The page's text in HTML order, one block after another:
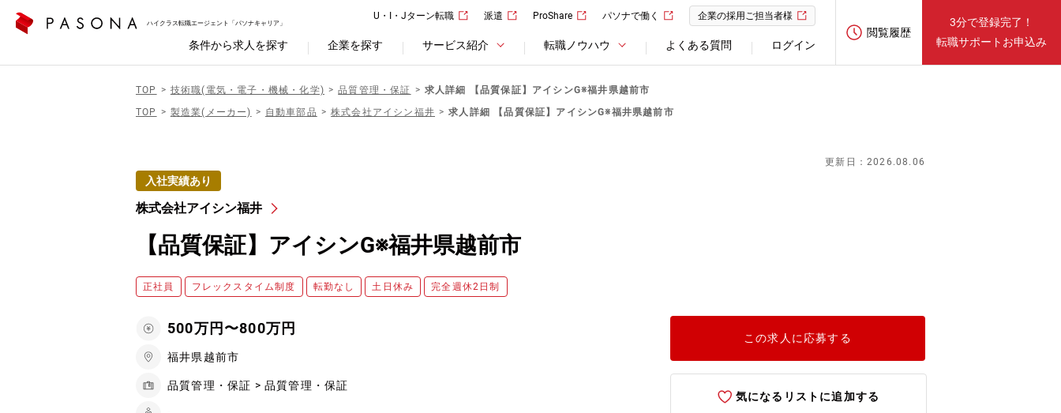
ハイクラス転職エージェント「パソナキャリア」
U・I・Jターン転職 派遣 ProShare パソナで働く 企業の採用ご担当者様
条件から求人を探す 企業を探す サービス紹介 転職ノウハウ よくある質問 ログイン
閲覧履歴
3分で登録完了！
転職サポートお申込み
TOP 技術職(電気・電子・機械・化学) 品質管理・保証
求人詳細 【品質保証】アイシンG※福井県越前市
TOP
製造業(メーカー) 自動車部品 株式会社アイシン福井 求人詳細 【品質保証】アイシンG※福井県越前市
更新日：2026.08.06
入社実績あり
株式会社アイシン福井
【品質保証】アイシンG※福井県越前市
正社員 フレックスタイム制度 転勤なし 土日休み 完全週休2日制
500万円〜800万円
福井県越前市
品質管理・保証 > 品質管理・保証
この求人に応募する
気になるリストに追加する